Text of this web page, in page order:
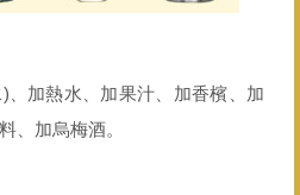
、加熱水、加果汁、加香檳、加
、加烏梅酒。